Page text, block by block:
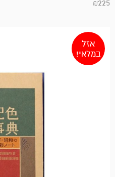
₪225
אזל
במלאי!